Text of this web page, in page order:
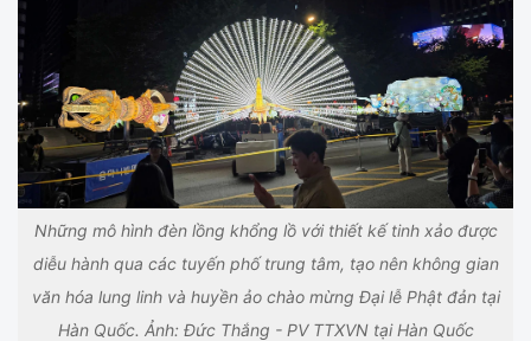
Những mô hình đèn lồng khổng lồ với thiết kế tinh xảo được
diễu hành qua các tuyến phố trung tâm, tạo nên không gian
văn hóa lung linh và huyền ảo chào mừng Đại lễ Phật đản tại
Hàn Quốc. Ảnh: Đức Thắng - PV TTXVN tại Hàn Quốc